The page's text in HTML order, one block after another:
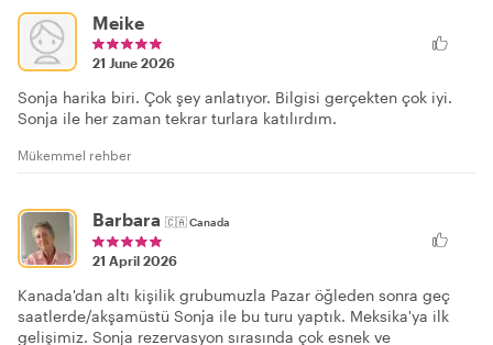
Meike
21 June 2026
Sonja harika biri. Çok şey anlatıyor. Bilgisi gerçekten çok iyi.
Sonja ile her zaman tekrar turlara katılırdım.
Mükemmel rehber
Barbara 🇨🇦Canada
21 April 2026
Kanada'dan altı kişilik grubumuzla Pazar öğleden sonra geç
saatlerde/akşamüstü Sonja ile bu turu yaptık. Meksika'ya ilk
gelişimiz. Sonja rezervasyon sırasında çok esnek ve